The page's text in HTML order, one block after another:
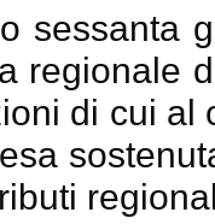
sessanta
regionale
di cui al